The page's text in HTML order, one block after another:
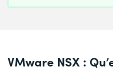
VMware NSX :